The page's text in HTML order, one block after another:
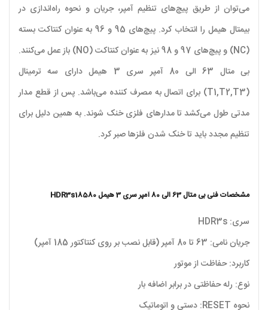
می‌توان از طریق پیچ‌های تنظیم آمپر، جریان و نحوه راه‌اندازی در
بیمتال هیمل را انتخاب کرد. پیچ‌های 95 و 96 به عنوان کنتاکت بسته
(NC) و پیچ‌های 97 و 98 نیز به عنوان کنتاکت (NO) باز عمل می‌کنند.
بی متال 63 الی 80 آمپر سری 3 هیمل دارای سه ترمینال
(T1,T2,T3) برای اتصال به مصرف کننده می‌باشد. پس از قطع مدار
مدتی طول می‌کشد تا مدارهای فلزی خنک شوند. به همین دلیل برای
تنظیم مجدد باید تا خنک شدن فلزها صبر کرد.
مشخصات فنی بی متال 63 الی 80 آمپر سری 3 هیمل HDR3s18580
سری: HDR3s
جریان نامی: 63 تا 80 آمپر (قابل نصب بر روی کنتاکتور 185 آمپر)
کاربرد: حفاظت از موتور
نوع: رله حفاظتی در برابر اضافه بار
نحوه RESET: دستی و اتوماتیک